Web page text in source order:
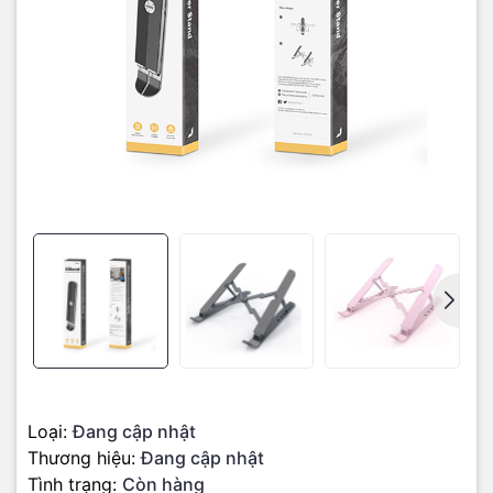
Loại: Đang cập nhật
Thương hiệu: Đang cập nhật
Tình trạng: Còn hàng
giúp dòng khí xung quanh, dưới máy tính được thoát ra dễ dàng,
giúp tăng hiệu quả tản nhiệt. Thêm vào đó, chất liệu nhôm có đặc
tính dẫn nhiệt cao, nên chân đế hoạt động như một bộ tản nhiệt,
giúp máy tính hoạt động một cách mát mẻ và yên tĩnh. Đặc biệt đế
nhôm tản nhiệt JCPAL cho laptop có thể gấp gọn để khi không sử
dụng, có thể đựng vào cặp mang đi dễ dàng.
định
Đế nhôm tản nhiệt JCPAL cho Macbook XStand được thiết kế tạo
độ nghiêng vừa phải giúp sử dụng bàn phím thuận tiện và thoải
mái hơn, chống mỏi cổ tay. Bên cạnh đó, phần đỡ phía trên và phía
dưới có gắn đệm cao su giúp nâng đỡ thiết bị của bạn một cách
Laptop sử dụng một thời gian dài sẽ thường trở nên nóng lên,